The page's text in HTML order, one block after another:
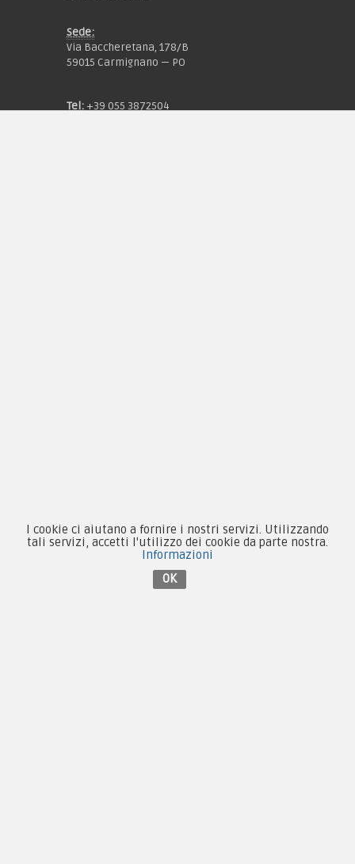
Sede:
Via Baccheretana, 178/B
59015 Carmignano — PO
Tel: +39 055 3872504
Collezionismo e Vintage
I cookie ci aiutano a fornire i nostri servizi. Utilizzando
tali servizi, accetti l'utilizzo dei cookie da parte nostra.
Informazioni
OK